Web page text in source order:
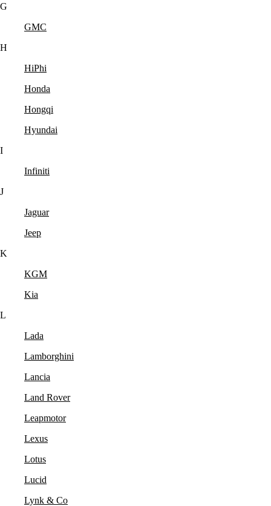
G
GMC
H
HiPhi
Honda
Hongqi
Hyundai
I
Infiniti
J
Jaguar
Jeep
K
KGM
Kia
L
Lada
Lamborghini
Lancia
Land Rover
Leapmotor
Lexus
Lotus
Lucid
Lynk & Co